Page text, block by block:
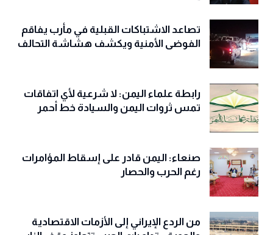
تصاعد الاشتباكات القبلية في مأرب يفاقم
الفوضى الأمنية ويكشف هشاشة التحالف
رابطة علماء اليمن: لا شرعية لأي اتفاقات
تمس ثروات اليمن والسيادة خط أحمر
صنعاء: اليمن قادر على إسقاط المؤامرات
رغم الحرب والحصار
من الردع الإيراني إلى الأزمات الاقتصادية